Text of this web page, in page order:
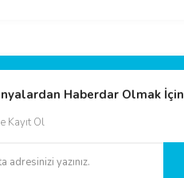
Haberdar Olmak İçin
Kayıt Ol